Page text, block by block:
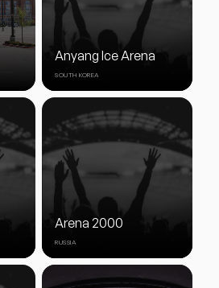
Anyang Ice Arena
SOUTH KOREA
Arena 2000
RUSSIA